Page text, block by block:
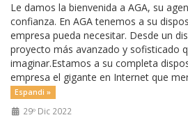
Le damos la bienvenida a AGA, su
confianza. En AGA tenemos a su
empresa pueda necesitar. Desde un
proyecto más avanzado y sofisticado
imaginar.Estamos a su completa
empresa el gigante en Internet que
Espandi »
29º Dic 2022